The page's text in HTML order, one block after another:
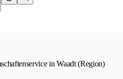
in Waadt (Region)